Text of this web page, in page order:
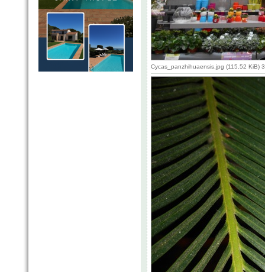
Cycas_panzhihuaensis.jpg (115.52 KiB)